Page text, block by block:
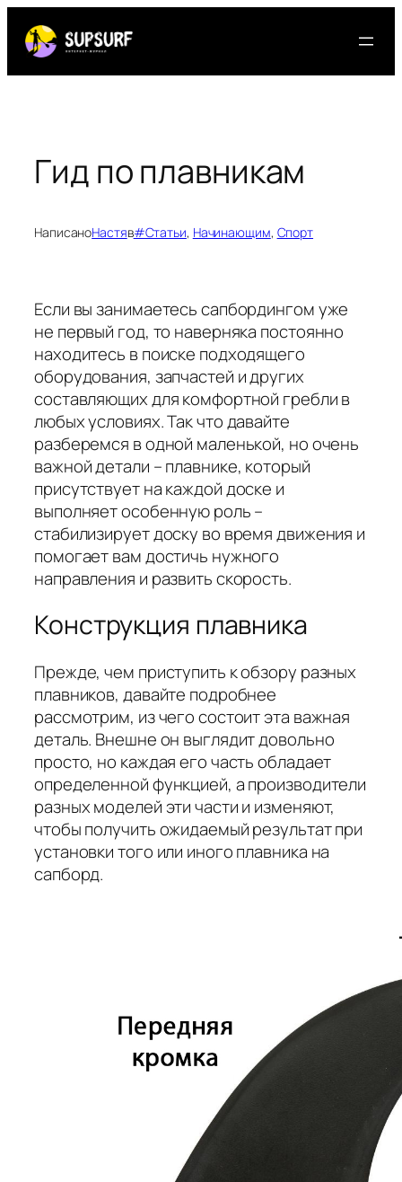
содержимому
Гид по плавникам
НаписаноНастяв#Статьи, Начинающим, Спорт
Если вы занимаетесь сапбордингом уже
не первый год, то наверняка постоянно
находитесь в поиске подходящего
оборудования, запчастей и других
составляющих для комфортной гребли в
любых условиях. Так что давайте
разберемся в одной маленькой, но очень
важной детали – плавнике, который
присутствует на каждой доске и
выполняет особенную роль –
стабилизирует доску во время движения и
помогает вам достичь нужного
направления и развить скорость.
Конструкция плавника
Прежде, чем приступить к обзору разных
плавников, давайте подробнее
рассмотрим, из чего состоит эта важная
деталь. Внешне он выглядит довольно
просто, но каждая его часть обладает
определенной функцией, а производители
разных моделей эти части и изменяют,
чтобы получить ожидаемый результат при
установки того или иного плавника на
сапборд.